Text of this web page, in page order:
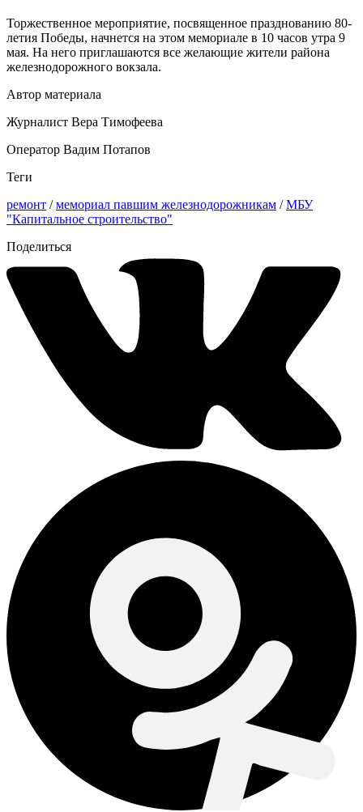
Торжественное мероприятие, посвященное празднованию 80-
летия Победы, начнется на этом мемориале в 10 часов утра 9
мая. На него приглашаются все желающие жители района
железнодорожного вокзала.
Автор материала
Журналист Вера Тимофеева
Оператор Вадим Потапов
Теги
ремонт /мемориал павшим железнодорожникам /МБУ
"Капитальное строительство"
Поделиться